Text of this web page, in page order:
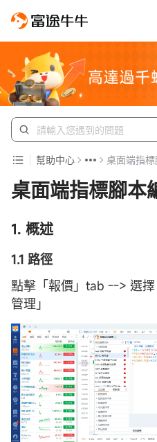
幫助中心 桌面端指
桌面端指標腳本
1. 概述
1.1 路徑
點擊「報價」tab --> 選
管理」